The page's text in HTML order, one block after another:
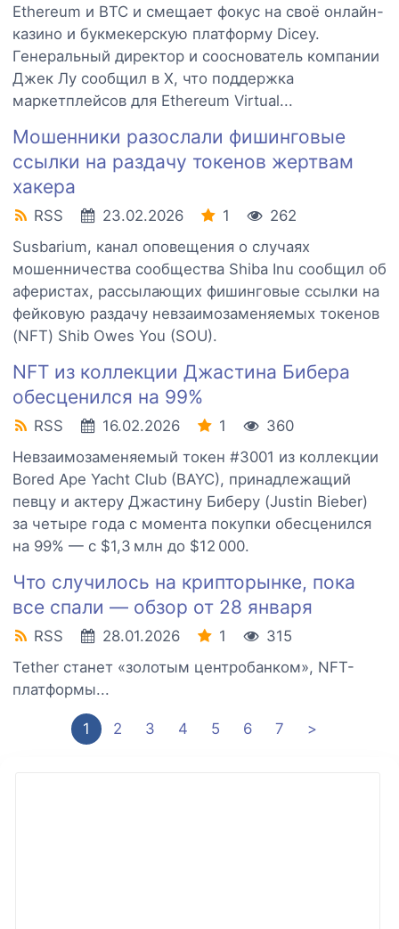
Ethereum и BTC и смещает фокус на своё онлайн-
казино и букмекерскую платформу Dicey.
Генеральный директор и сооснователь компании
Джек Лу сообщил в X, что поддержка
маркетплейсов для Ethereum Virtual...
Мошенники разослали фишинговые
ссылки на раздачу токенов жертвам
хакера
RSS 23.02.2026 1
262
Susbarium, канал оповещения о случаях
мошенничества сообщества Shiba Inu сообщил об
аферистах, рассылающих фишинговые ссылки на
фейковую раздачу невзаимозаменяемых токенов
(NFT) Shib Owes You (SOU).
NFT из коллекции Джастина Бибера
обесценился на 99%
RSS 16.02.2026 1
360
Невзаимозаменяемый токен #3001 из коллекции
Bored Ape Yacht Club (BAYC), принадлежащий
певцу и актеру Джастину Биберу (Justin Bieber)
за четыре года с момента покупки обесценился
на 99% — с $1,3 млн до $12 000.
Что случилось на крипторынке, пока
все спали — обзор от 28 января
RSS 28.01.2026 1
315
Tether станет «золотым центробанком», NFT-
платформы...
1 2 3 4 5 6 7 >